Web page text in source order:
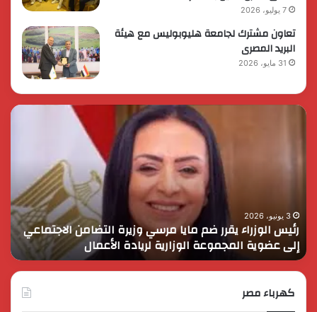
7 يوليو، 2026
تعاون مشترك لجامعة هليوبوليس مع هيئة
البريد المصرى
31 مايو، 2026
رئيس
التضامن
الاجتماعي
إلى
عضوية
المجموعة
الوزارية
3 يونيو، 2026
رئيس الوزراء يقرر ضم مايا مرسي وزيرة التضامن الاجتماعي
إلى عضوية المجموعة الوزارية لريادة الأعمال
في
كهرباء مصر